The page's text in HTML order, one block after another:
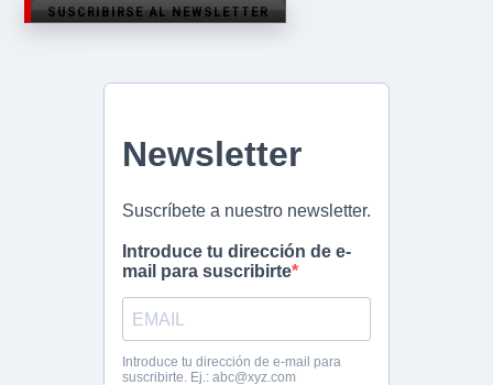
SUSCRIBIRSE AL NEWSLETTER